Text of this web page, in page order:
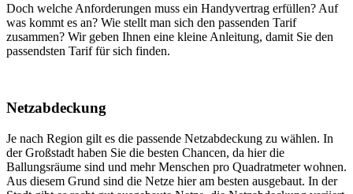
Doch welche Anforderungen muss ein Handyvertrag erfüllen? Auf
was kommt es an? Wie stellt man sich den passenden Tarif
zusammen? Wir geben Ihnen eine kleine Anleitung, damit Sie den
passendsten Tarif für sich finden.
Netzabdeckung
Je nach Region gilt es die passende Netzabdeckung zu wählen. In
der Großstadt haben Sie die besten Chancen, da hier die
Ballungsräume sind und mehr Menschen pro Quadratmeter wohnen.
Aus diesem Grund sind die Netze hier am besten ausgebaut. In der